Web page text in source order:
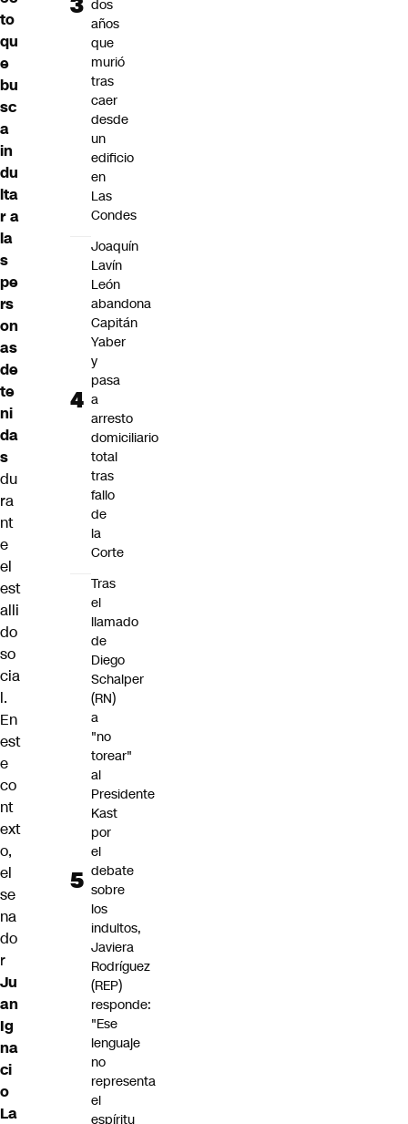
to
qu
e
bu
sc
a
in
du
lta
r a
la
s
pe
rs
on
as
de
te
ni
da
s
du
ra
nt
e
el
est
alli
do
so
cia
l.
En
est
e
co
nt
ext
o,
el
se
na
do
r
Ju
an
Ig
na
ci
o
La
dos
años
que
murió
tras
caer
desde
un
edificio
en
Las
Condes
Joaquín
Lavín
León
abandona
Capitán
Yaber
y
pasa
a
arresto
domiciliario
total
tras
fallo
de
la
Corte
Tras
el
llamado
de
Diego
Schalper
(RN)
a
"no
torear"
al
Presidente
Kast
por
el
debate
sobre
los
indultos,
Javiera
Rodríguez
(REP)
responde:
"Ese
lenguaje
no
representa
el
espíritu